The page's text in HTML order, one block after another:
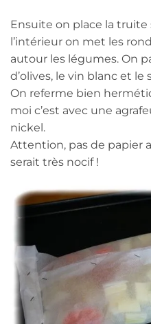
Ensuite on place la truite
l’intérieur on met les
autour les légumes. On
d’olives, le vin blanc et le
On referme bien
moi c’est avec une
nickel.
Attention, pas de papier
serait très nocif !